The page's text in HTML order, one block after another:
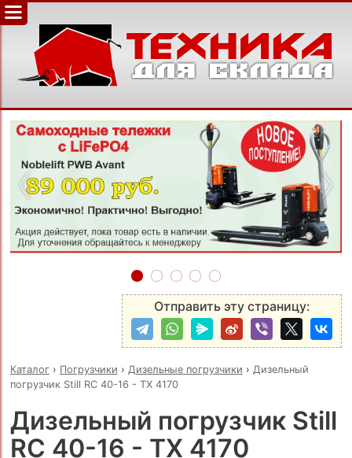
‹ ›
Отправить эту страницу:
Каталог› Погрузчики › Дизельные погрузчики › Дизельный
погрузчик Still RC 40-16 - TX 4170
Дизельный погрузчик Still
RC 40-16 - TX 4170